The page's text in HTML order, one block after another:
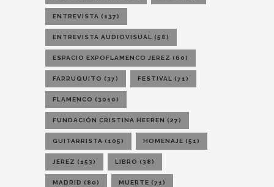
ENTREVISTA (137)
ENTREVISTA AUDIOVISUAL (58)
ESPACIO EXPOFLAMENCO JEREZ (60)
FARRUQUITO (37) FESTIVAL (71)
FLAMENCO (3010)
FUNDACIÓN CRISTINA HEEREN (27)
GUITARRISTA (105) HOMENAJE (51)
JEREZ (153) LIBRO (38)
MADRID (80) MUERTE (71)